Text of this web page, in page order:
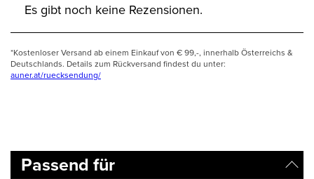
Es gibt noch keine Rezensionen.
*Kostenloser Versand ab einem Einkauf von € 99,-, innerhalb Österreichs &
Deutschlands. Details zum Rückversand findest du unter:
auner.at/ruecksendung/
Passend für